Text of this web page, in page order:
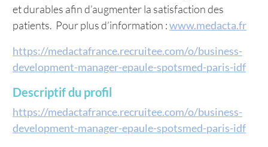
et durables afin d’augmenter la satisfaction des
patients. Pour plus d’information :www.medacta.fr
https://medactafrance.recruitee.com/o/business-
development-manager-epaule-spotsmed-paris-idf
Descriptif du profil
https://medactafrance.recruitee.com/o/business-
development-manager-epaule-spotsmed-paris-idf